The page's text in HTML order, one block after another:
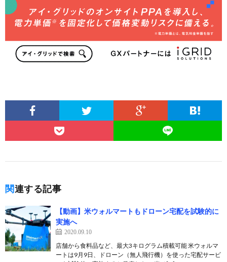
関連する記事
【動画】米ウォルマートもドローン宅配を試験的に
実施へ
2020.09.10
店舗から食料品など、最大3キログラム積載可能 米ウォルマ
ートは9月9日、ドローン（無人飛行機）を使った宅配サービ